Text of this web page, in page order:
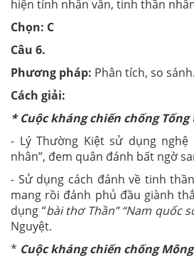
hiện tính nhân văn, tinh thần
Chọn: C
Câu 6.
Phương pháp: Phân tích, so sánh.
Cách giải:
* Cuộc kháng chiến chống
- Lý Thường Kiệt sử dụng
nhân”, đem quân đánh bất ngờ
- Sử dụng cách đánh về tinh
mang rồi đánh phủ đầu giành
dụng “bài thơ Thần” “Nam quốc
Nguyệt.
* Cuộc kháng chiến chống